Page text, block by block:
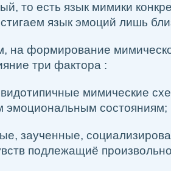
то есть язык мимики
язык эмоций лишь
на формирование
три фактора :
мимические
эмоциональным состояниям;
заученные,
подлежащиё